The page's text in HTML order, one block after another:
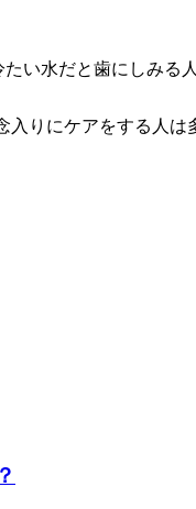
い水だと歯にしみる
りにケアをする人